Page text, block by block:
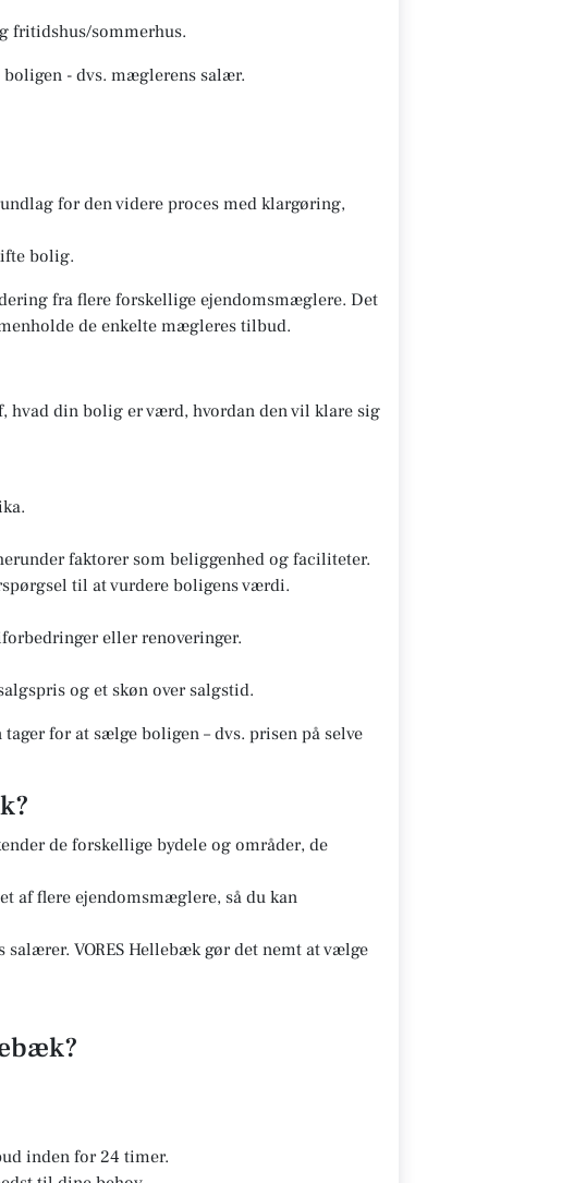
fritidshus/sommerhus.
- dvs. mæglerens salær.
for den videre proces med klargøring,
bolig.
fra flere forskellige ejendomsmæglere. Det
de enkelte mægleres tilbud.
hvad din bolig er værd, hvordan den vil klare sig
faktorer som beliggenhed og faciliteter.
til at vurdere boligens værdi.
eller renoveringer.
og et skøn over salgstid.
for at sælge boligen – dvs. prisen på selve
de forskellige bydele og områder, de
af flere ejendomsmæglere, så du kan
VORES Hellebæk gør det nemt at vælge
inden for 24 timer.